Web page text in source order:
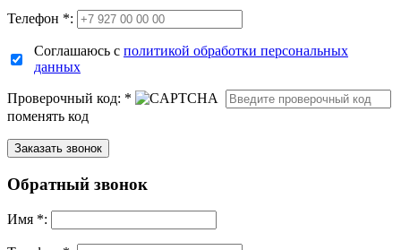
Телефон *:
Соглашаюсь с политикой обработки персональных
данных
Проверочный код: *
поменять код
Обратный звонок
Имя *: